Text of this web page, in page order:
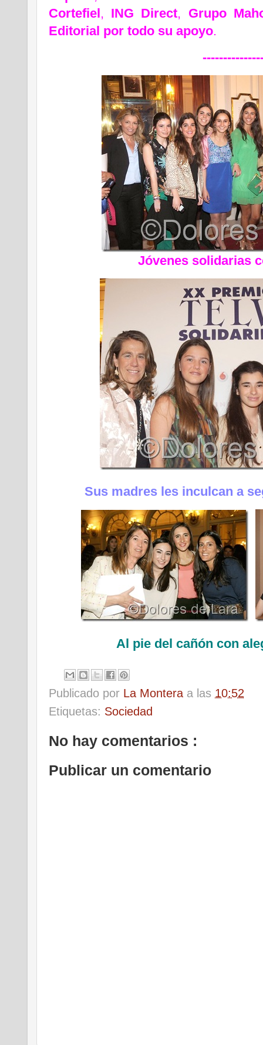
Cortefiel, ING Direct, Grupo
Editorial por todo su apoyo.
Jóvenes solidarias
Sus madres les inculcan a
Al pie del cañón con
Publicado por La Montera a las 10:52
Etiquetas: Sociedad
No hay comentarios :
Publicar un comentario